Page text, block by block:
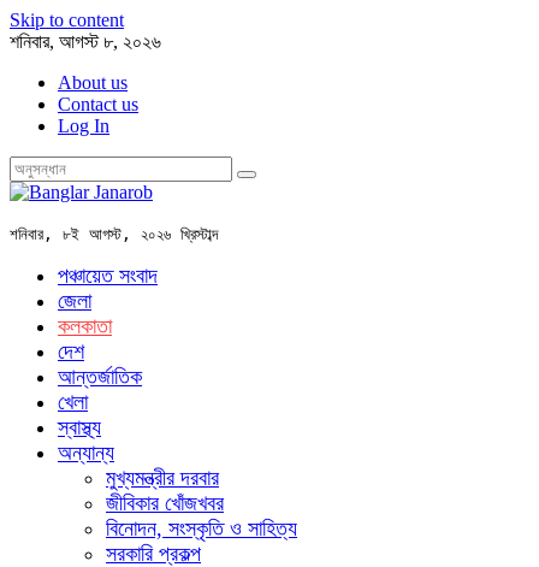
Skip to content
শনিবার, আগস্ট ৮, ২০২৬
About us
Contact us
Log In
শনিবার, ৮ই আগস্ট, ২০২৬ খ্রিস্টাব্দ
পঞ্চায়েত সংবাদ
জেলা
কলকাতা
দেশ
আন্তর্জাতিক
খেলা
স্বাস্থ্য
অন্যান্য
মুখ্যমন্ত্রীর দরবার
জীবিকার খোঁজখবর
বিনোদন, সংস্কৃতি ও সাহিত্য
সরকারি প্রকল্প